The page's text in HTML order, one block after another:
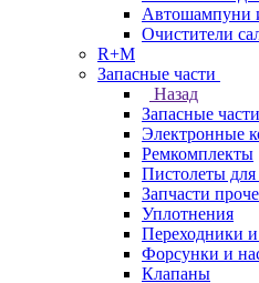
Автошампуни
Очистители
R+M
Запасные части
Назад
Запасные части
Электронные
Ремкомплекты
Пистолеты
Запчасти
Уплотнения
Переходники
Форсунки и
Клапаны